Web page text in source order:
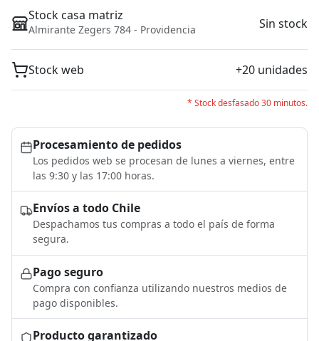
Stock casa matriz
Almirante Zegers 784 - Providencia Sin stock
Stock web +20 unidades
* Stock desfasado 30 minutos.
Procesamiento de pedidos
Los pedidos web se procesan de lunes a viernes, entre
las 9:30 y las 17:00 horas.
Envíos a todo Chile
Despachamos tus compras a todo el país de forma
segura.
Pago seguro
Compra con confianza utilizando nuestros medios de
pago disponibles.
Producto garantizado